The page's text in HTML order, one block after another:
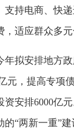
支持电商、快
适应群众多元
年拟安排地方
元，提高专项
资安排6000亿
的“两新一重”